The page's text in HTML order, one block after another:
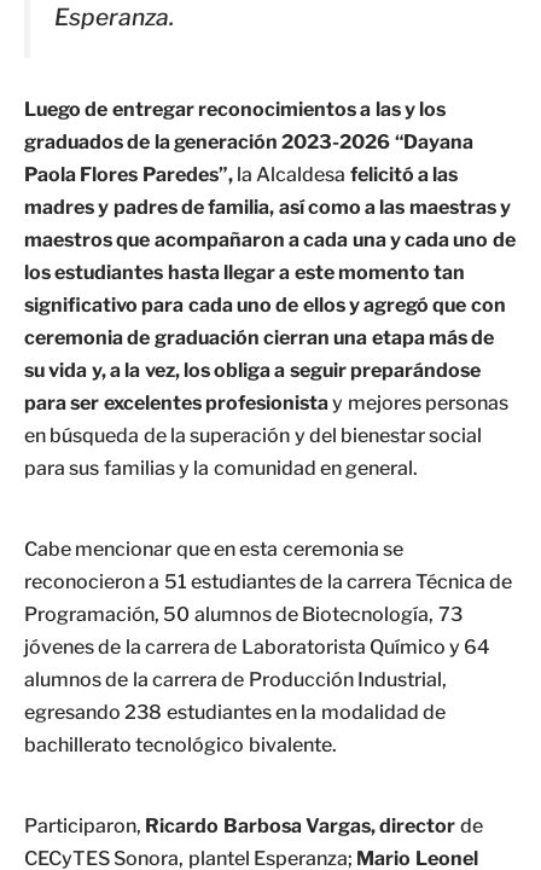
Esperanza.
Luego de entregar reconocimientos a las y los
graduados de la generación 2023-2026 “Dayana
Paola Flores Paredes”,la Alcaldesa felicitó a las
madres y padres de familia, así como a las maestras y
maestros que acompañaron a cada una y cada uno de
los estudiantes hasta llegar a este momento tan
significativo para cada uno de ellos y agregó que con
ceremonia de graduación cierran una etapa más de
su vida y, a la vez, los obliga a seguir preparándose
para ser excelentes profesionistay mejores personas
en búsqueda de la superación y del bienestar social
para sus familias y la comunidad en general.
Cabe mencionar que en esta ceremonia se
reconocieron a 51 estudiantes de la carrera Técnica de
Programación, 50 alumnos de Biotecnología, 73
jóvenes de la carrera de Laboratorista Químico y 64
alumnos de la carrera de Producción Industrial,
egresando 238 estudiantes en la modalidad de
bachillerato tecnológico bivalente.
Participaron, Ricardo Barbosa Vargas, director de
CECyTES Sonora, plantel Esperanza; Mario Leonel